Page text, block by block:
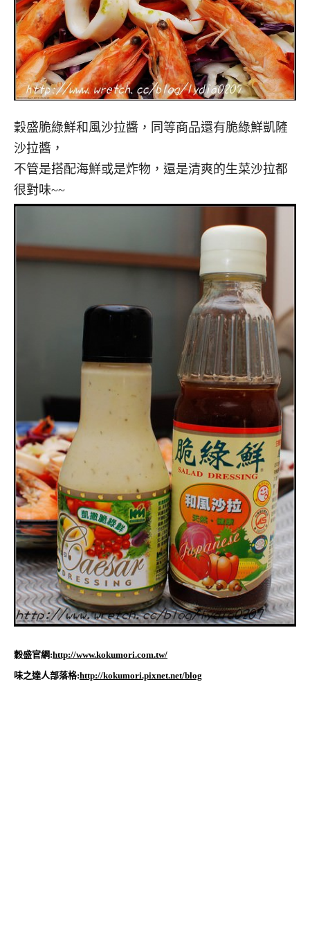
穀盛脆綠鮮和風沙拉醬，同等商品還有脆綠鮮凱隡
沙拉醬，
不管是搭配海鮮或是炸物，還是清爽的生菜沙拉都
很對味~~
穀盛官網:http://www.kokumori.com.tw/
味之達人部落格:http://kokumori.pixnet.net/blog